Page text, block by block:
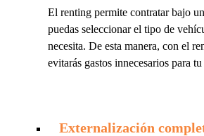
El renting permite contratar bajo
puedas seleccionar el tipo de
necesita. De esta manera, con el
evitarás gastos innecesarios para tu
Externalización